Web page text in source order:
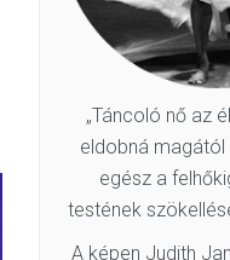
„Táncoló nő az
eldobná magától
egész a
testének
A képen Judith